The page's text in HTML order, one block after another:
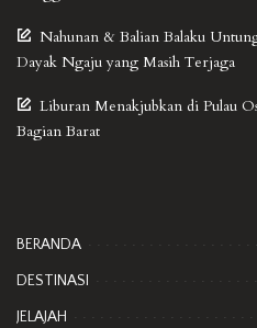
Nahunan & Balian Balaku
Dayak Ngaju yang Masih Terjaga
Liburan Menakjubkan di Pulau
Bagian Barat
BERANDA
DESTINASI
JELAJAH